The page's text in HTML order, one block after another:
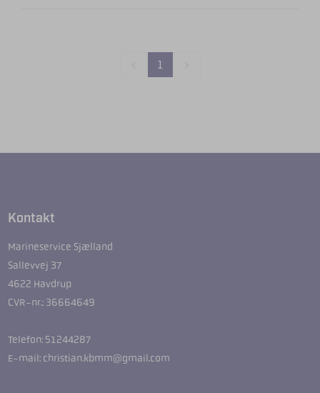
1
Kontakt
Marineservice Sjælland
Sallevvej 37
4622 Havdrup
CVR-nr.: 36664649
Telefon: 51244287
E-mail: christian.kbmm@gmail.com